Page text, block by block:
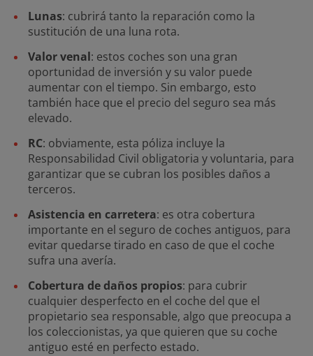
Lunas: cubrirá tanto la reparación como la
sustitución de una luna rota.
Valor venal: estos coches son una gran
oportunidad de inversión y su valor puede
aumentar con el tiempo. Sin embargo, esto
también hace que el precio del seguro sea más
elevado.
RC: obviamente, esta póliza incluye la
Responsabilidad Civil obligatoria y voluntaria, para
garantizar que se cubran los posibles daños a
terceros.
Asistencia en carretera: es otra cobertura
importante en el seguro de coches antiguos, para
evitar quedarse tirado en caso de que el coche
sufra una avería.
Cobertura de daños propios: para cubrir
cualquier desperfecto en el coche del que el
propietario sea responsable, algo que preocupa a
los coleccionistas, ya que quieren que su coche
antiguo esté en perfecto estado.